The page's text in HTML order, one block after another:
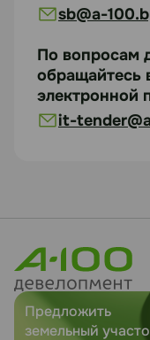
sb@a-
По вопросам
обращайтесь
электронной
it-
https://
Статус
Предложить
земельный